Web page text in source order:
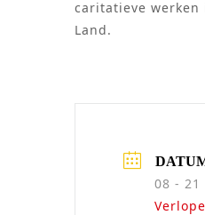
caritatieve
Land.
08 - 21